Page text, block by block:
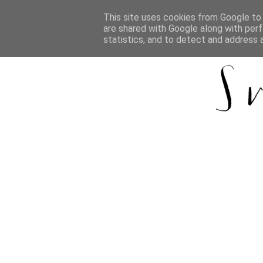
This site uses cookies from Google
are shared with Google along with
statistics, and to detect and address